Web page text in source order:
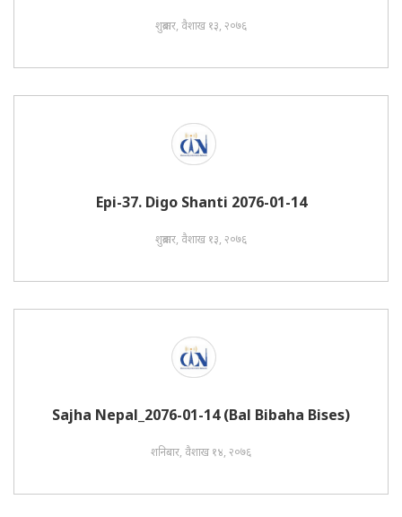
शुक्रबार, वैशाख १३, २०७६
Epi-37. Digo Shanti 2076-01-14
शुक्रबार, वैशाख १३, २०७६
Sajha Nepal_2076-01-14 (Bal Bibaha Bises)
शनिबार, वैशाख १४, २०७६